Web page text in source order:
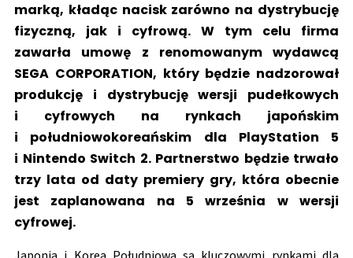
marką, kładąc nacisk zarówno na dystrybucję
fizyczną, jak i cyfrową. W tym celu firma
zawarła umowę z renomowanym wydawcą
SEGA CORPORATION, który będzie nadzorował
produkcję i dystrybucję wersji pudełkowych
i cyfrowych na rynkach japońskim
i południowokoreańskim dla PlayStation 5
i Nintendo Switch 2. Partnerstwo będzie trwało
trzy lata od daty premiery gry, która obecnie
jest zaplanowana na 5 września w wersji
cyfrowej.